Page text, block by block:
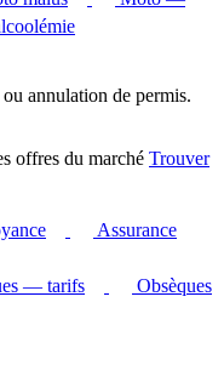
annulation de permis.
offres du marché Trouver
Assurance
— tarifs
Obsèques